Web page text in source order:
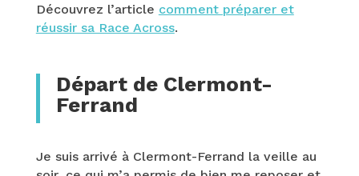
Découvrez l’article comment préparer et
réussir sa Race Across.
Départ de Clermont-
Ferrand
Je suis arrivé à Clermont-Ferrand la veille au